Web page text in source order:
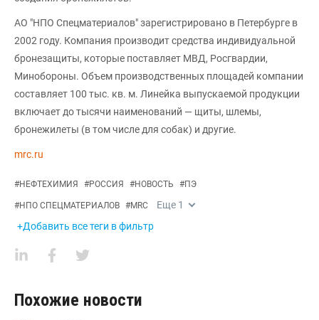
АО "НПО Спецматериалов" зарегистрировано в Петербурге в
2002 году. Компания производит средства индивидуальной
бронезащиты, которые поставляет МВД, Росгвардии,
Минобороны. Объем производственных площадей компании
составляет 100 тыс. кв. м. Линейка выпускаемой продукции
включает до тысячи наименований — щиты, шлемы,
бронежилеты (в том числе для собак) и другие.
mrc.ru
#НЕФТЕХИМИЯ #РОССИЯ #НОВОСТЬ #ПЭ
#НПО СПЕЦМАТЕРИАЛОВ #MRC Еще 1
+Добавить все теги в фильтр
Похожие новости